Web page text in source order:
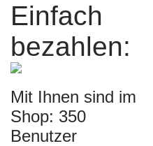
Einfach
bezahlen:
Mit Ihnen sind im
Shop: 350
Benutzer